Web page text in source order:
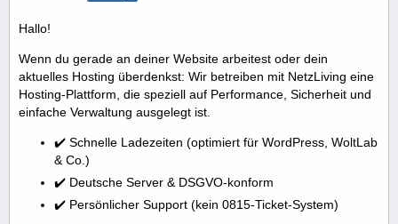
Hallo!
Wenn du gerade an deiner Website arbeitest oder dein
aktuelles Hosting überdenkst: Wir betreiben mit NetzLiving eine
Hosting-Plattform, die speziell auf Performance, Sicherheit und
einfache Verwaltung ausgelegt ist.
✔️ Schnelle Ladezeiten (optimiert für WordPress, WoltLab
& Co.)
✔️ Deutsche Server & DSGVO-konform
✔️ Persönlicher Support (kein 0815-Ticket-System)